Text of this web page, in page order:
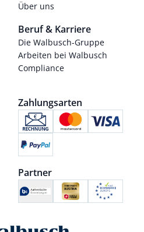
Über uns
Beruf & Karriere
Die Walbusch-Gruppe
Arbeiten bei Walbusch
Compliance
Zahlungsarten
Partner